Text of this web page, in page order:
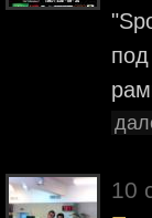
10